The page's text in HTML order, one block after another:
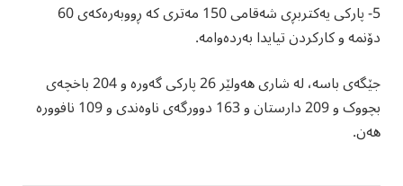
5- پارکی یەکتربڕی شەقامی 150 مەتری کە ڕووبەرەکەی 60
دۆنمە و کارکردن تیایدا بەردەوامە.
جێگەی باسە، لە شاری ھەولێر 26 پارکی گەورە و 204 باخچەی
بچووک و 209 دارستان و 163 دوورگەی ناوەندی و 109 نافوورە
هەن.